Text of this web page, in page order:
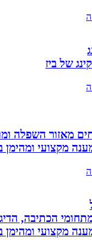
של ביז
מאזור השפלה
מקצועי ומהימן
הכתיבה,
מקצועי ומהימן